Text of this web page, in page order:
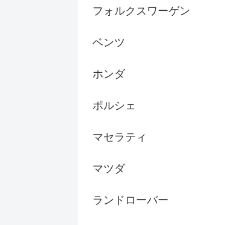
フォルクスワーゲン
ベンツ
ホンダ
ポルシェ
マセラティ
マツダ
ランドローバー